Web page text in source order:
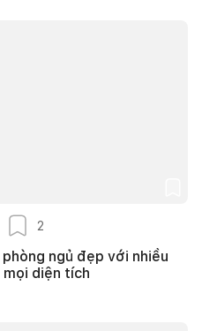
2
ngủ đẹp với nhiều
diện tích